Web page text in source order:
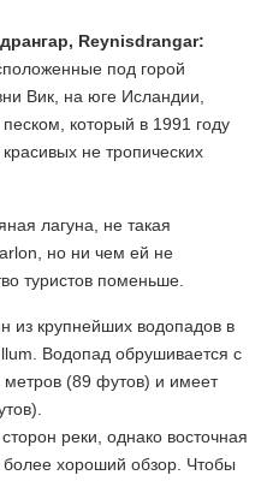
Reynisdrangar:
под горой
Вик, на юге Исландии,
который в 1991 году
не тропических
лагуна, не такая
но ни чем ей не
туристов поменьше.
из крупнейших водопадов в
Водопад обрушивается с
(89 футов) и имеет
реки, однако восточная
более хороший обзор. Чтобы